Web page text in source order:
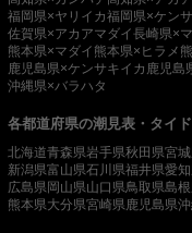
福岡県×ヤリイカ福岡県×ケン
佐賀県×アカアマダイ長崎県×
熊本県×マダイ 熊本県×ヒラメ
鹿児島県×ケンサキイカ 鹿児島
沖縄県×バラハタ
各都道府県の潮見表・タイ
北海道青森県岩手県秋田県宮
新潟県富山県石川県福井県愛
広島県岡山県山口県鳥取県島
熊本県大分県宮崎県鹿児島県